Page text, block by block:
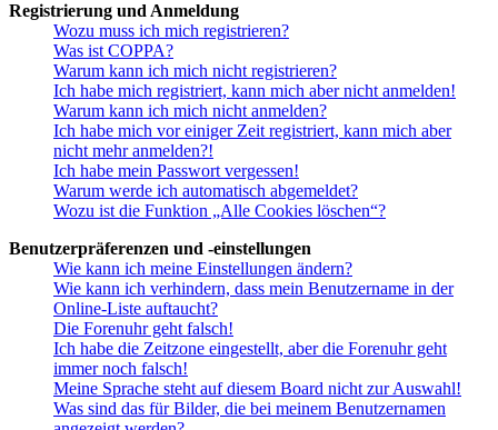
Registrierung und Anmeldung
Wozu muss ich mich registrieren?
Was ist COPPA?
Warum kann ich mich nicht registrieren?
Ich habe mich registriert, kann mich aber nicht anmelden!
Warum kann ich mich nicht anmelden?
Ich habe mich vor einiger Zeit registriert, kann mich aber
nicht mehr anmelden?!
Ich habe mein Passwort vergessen!
Warum werde ich automatisch abgemeldet?
Wozu ist die Funktion „Alle Cookies löschen“?
Benutzerpräferenzen und -einstellungen
Wie kann ich meine Einstellungen ändern?
Wie kann ich verhindern, dass mein Benutzername in der
Online-Liste auftaucht?
Die Forenuhr geht falsch!
Ich habe die Zeitzone eingestellt, aber die Forenuhr geht
immer noch falsch!
Meine Sprache steht auf diesem Board nicht zur Auswahl!
Was sind das für Bilder, die bei meinem Benutzernamen